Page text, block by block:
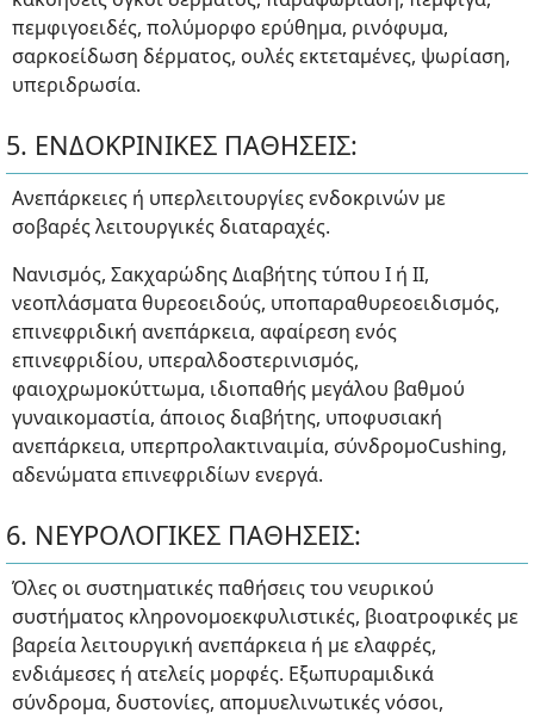
πεμφιγοειδές, πολύμορφο ερύθημα, ρινόφυμα,
σαρκοείδωση δέρματος, ουλές εκτεταμένες, ψωρίαση,
υπεριδρωσία.
5. ΕΝΔΟΚΡΙΝΙΚΕΣ ΠΑΘΗΣΕΙΣ:
Ανεπάρκειες ή υπερλειτουργίες ενδοκρινών με
σοβαρές λειτουργικές διαταραχές.
Νανισμός, Σακχαρώδης Διαβήτης τύπου Ι ή ΙΙ,
νεοπλάσματα θυρεοειδούς, υποπαραθυρεοειδισμός,
επινεφριδική ανεπάρκεια, αφαίρεση ενός
επινεφριδίου, υπεραλδοστερινισμός,
φαιοχρωμοκύττωμα, ιδιοπαθής μεγάλου βαθμού
γυναικομαστία, άποιος διαβήτης, υποφυσιακή
ανεπάρκεια, υπερπρολακτιναιμία, σύνδρομοCushing,
αδενώματα επινεφριδίων ενεργά.
6. ΝΕΥΡΟΛΟΓΙΚΕΣ ΠΑΘΗΣΕΙΣ:
Όλες οι συστηματικές παθήσεις του νευρικού
συστήματος κληρονομοεκφυλιστικές, βιοατροφικές με
βαρεία λειτουργική ανεπάρκεια ή με ελαφρές,
ενδιάμεσες ή ατελείς μορφές. Εξωπυραμιδικά
σύνδρομα, δυστονίες, απομυελινωτικές νόσοι,